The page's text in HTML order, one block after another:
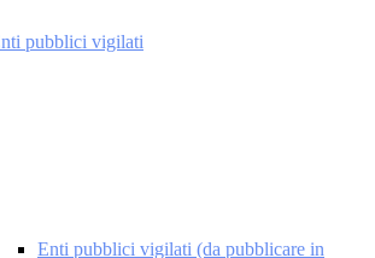
pubblici vigilati
Enti pubblici vigilati (da pubblicare in